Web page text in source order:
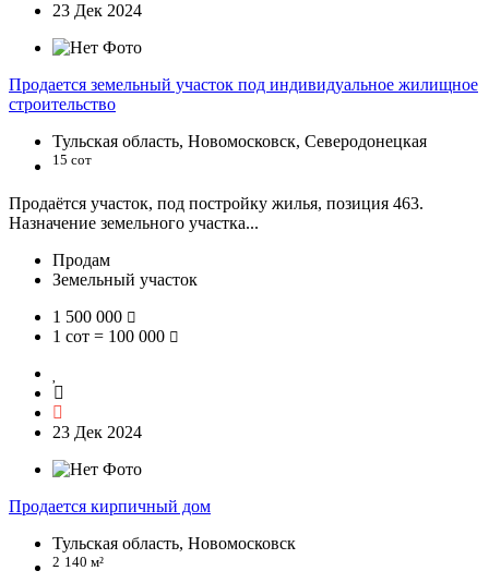
23 Дек 2024
Продается земельный участок под индивидуальное жилищное
строительство
Тульская область, Новомосковск, Северодонецкая
15 сот
Продаётся участок, под постройку жилья, позиция 463.
Назначение земельного участка...
Продам
Земельный участок
1 500 000
1 сот = 100 000
23 Дек 2024
Продается кирпичный дом
Тульская область, Новомосковск
2 140 м²